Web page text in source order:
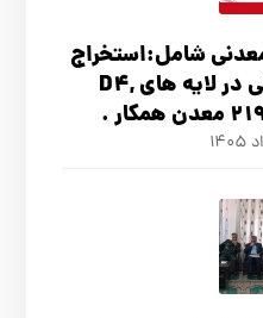
شامل:استخراج
زغال و پیشروی افقی در لایه های D4,